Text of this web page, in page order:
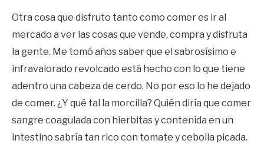
Otra cosa que disfruto tanto como comer es ir al
mercado a ver las cosas que vende, compra y disfruta
la gente. Me tomó años saber que el sabrosísimo e
infravalorado revolcado está hecho con lo que tiene
adentro una cabeza de cerdo. No por eso lo he dejado
de comer. ¿Y qué tal la morcilla? Quién diría que comer
sangre coagulada con hierbitas y contenida en un
intestino sabría tan rico con tomate y cebolla picada.